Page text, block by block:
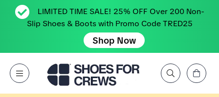
LIMITED TIME SALE! 25% OFF Over 200 Non-
Slip Shoes & Boots with Promo Code TRED25
Shop Now
Open Menu
Aller à la page d’accueil Shoes For Crews
Rechercher par marque, caractéristique, style, couleur, etc.
Affichez le panier